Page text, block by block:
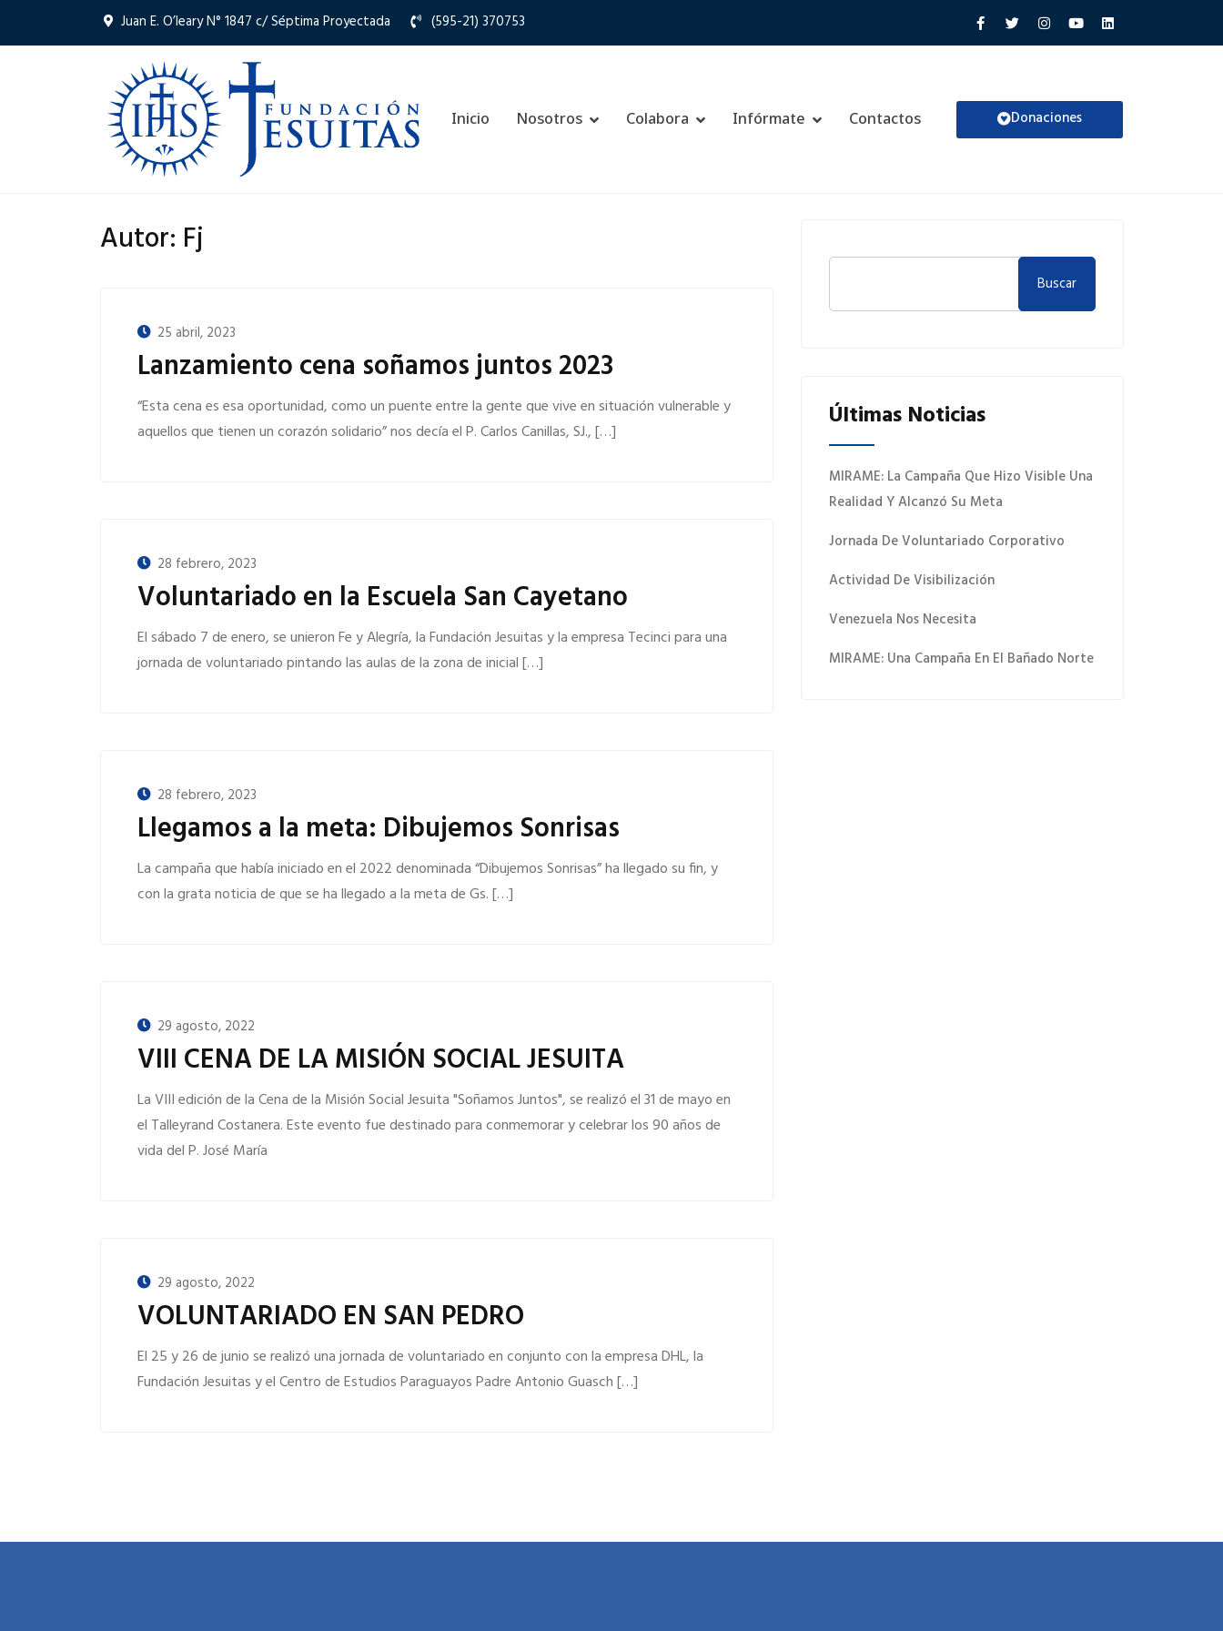
Juan E. O’leary N° 1847 c/ Séptima Proyectada (595-21) 370753
Inicio Nosotros Colabora Infórmate Contactos Donaciones
Autor: Fj
25 abril, 2023
Lanzamiento cena soñamos juntos 2023
“Esta cena es esa oportunidad, como un puente entre la gente que vive en situación vulnerable y
aquellos que tienen un corazón solidario” nos decía el P. Carlos Canillas, SJ., […]
28 febrero, 2023
Voluntariado en la Escuela San Cayetano
El sábado 7 de enero, se unieron Fe y Alegría, la Fundación Jesuitas y la empresa Tecinci para una
jornada de voluntariado pintando las aulas de la zona de inicial […]
28 febrero, 2023
Llegamos a la meta: Dibujemos Sonrisas
La campaña que había iniciado en el 2022 denominada “Dibujemos Sonrisas” ha llegado su fin, y
con la grata noticia de que se ha llegado a la meta de Gs. […]
29 agosto, 2022
VIII CENA DE LA MISIÓN SOCIAL JESUITA
La VIII edición de la Cena de la Misión Social Jesuita "Soñamos Juntos", se realizó el 31 de mayo en
el Talleyrand Costanera. Este evento fue destinado para conmemorar y celebrar los 90 años de
vida del P. José María
29 agosto, 2022
VOLUNTARIADO EN SAN PEDRO
El 25 y 26 de junio se realizó una jornada de voluntariado en conjunto con la empresa DHL, la
Fundación Jesuitas y el Centro de Estudios Paraguayos Padre Antonio Guasch […]
Buscar
Últimas Noticias
MIRAME: La Campaña Que Hizo Visible Una
Realidad Y Alcanzó Su Meta
Jornada De Voluntariado Corporativo
Actividad De Visibilización
Venezuela Nos Necesita
MIRAME: Una Campaña En El Bañado Norte